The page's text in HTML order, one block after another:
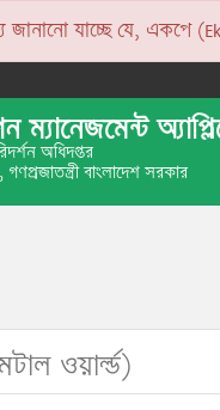
যাচ্ছে যে, একপে
ম্যানেজমেন্ট
অধিদপ্তর
গণপ্রজাতন্ত্রী বাংলাদেশ সরকার
ওয়ার্ল্ড)